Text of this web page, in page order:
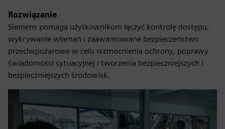
Rozwiązanie
Siemens pomaga użytkownikom łączyć kontrolę dostępu,
wykrywanie włamań i zaawansowane bezpieczeństwo
przeciwpożarowe w celu wzmocnienia ochrony, poprawy
świadomości sytuacyjnej i tworzenia bezpieczniejszych i
bezpieczniejszych środowisk.